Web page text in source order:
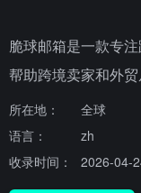
脆球邮箱是一款专
帮助跨境卖家和外贸
所在地：
全球
语言：
zh
收录时间：
2026-04-